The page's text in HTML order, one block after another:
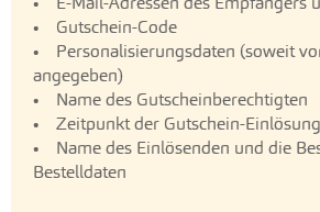
• Gutschein-Code
• Personalisierungsdaten (soweit
angegeben)
• Name des Gutscheinberechtigten
• Zeitpunkt der Gutschein-Einlösung
• Name des Einlösenden und die
Bestelldaten